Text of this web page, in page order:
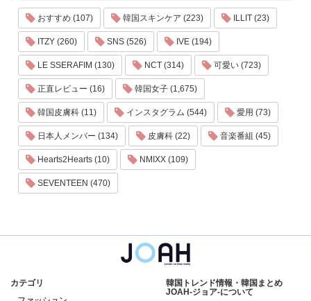
おすすめ (107) 韓国スキンケア (223) ILLIT (23)
ITZY (260) SNS (526) IVE (194)
LE SSERAFIM (130) NCT (314) 可愛い (723)
正直レビュー (16) 韓国女子 (1,675)
韓国皮膚科 (11) インスタグラム (544) 愛用 (73)
日本人メンバー (134) 皮膚科 (22) 音楽番組 (45)
Hearts2Hearts (10) NMIXX (109)
SEVENTEEN (470)
カテゴリ
韓国トレンド情報・韓国まとめ
JOAH-ジョア-について